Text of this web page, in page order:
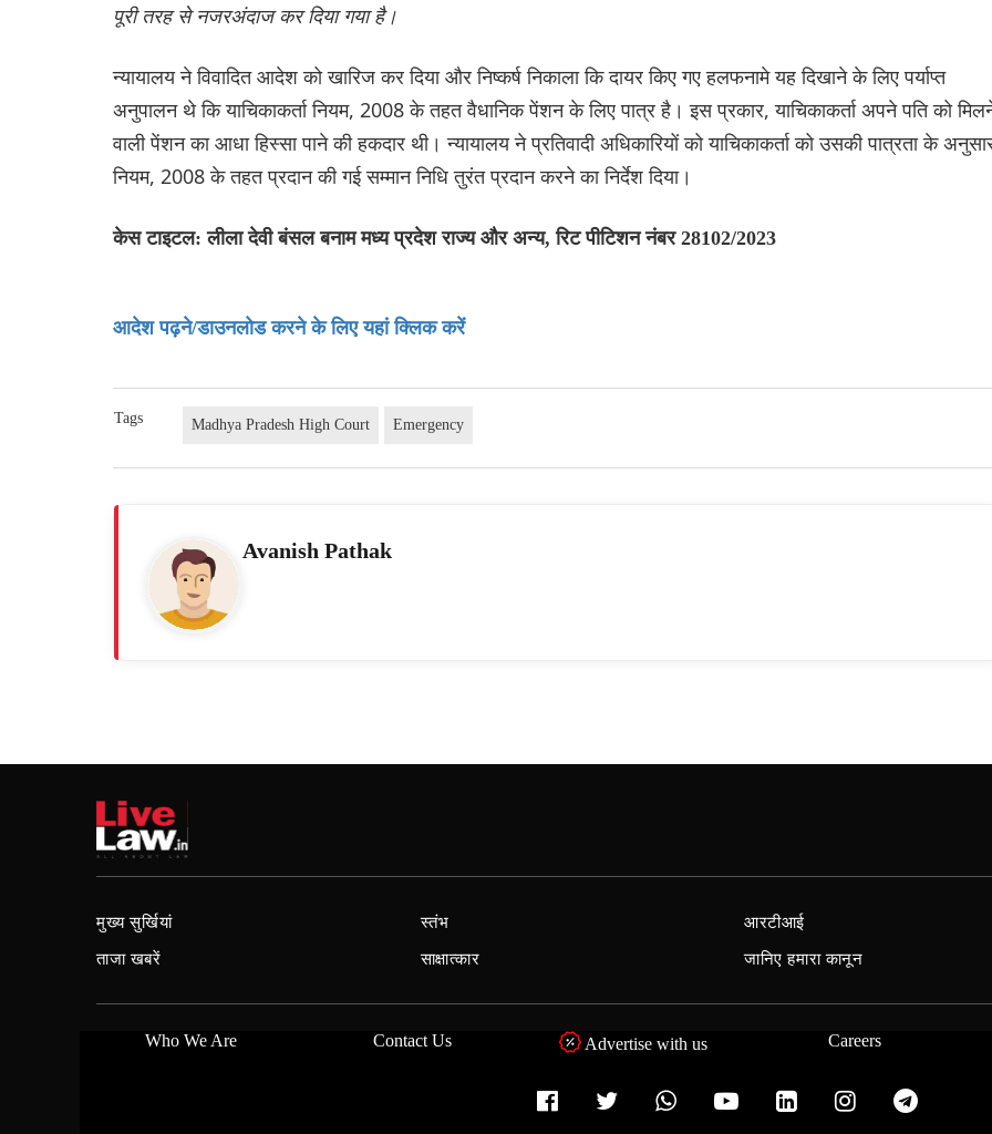
पूरी तरह से नजरअंदाज कर दिया गया है।
न्यायालय ने विवादित आदेश को खारिज कर दिया और निष्कर्ष निकाला कि दायर किए गए हलफनामे यह दिखाने के लिए पर्याप्त
अनुपालन थे कि याचिकाकर्ता नियम, 2008 के तहत वैधानिक पेंशन के लिए पात्र है। इस प्रकार, याचिकाकर्ता अपने पति को
वाली पेंशन का आधा हिस्सा पाने की हकदार थी। न्यायालय ने प्रतिवादी अधिकारियों को याचिकाकर्ता को उसकी पात्रता के
नियम, 2008 के तहत प्रदान की गई सम्मान निधि तुरंत प्रदान करने का निर्देश दिया।
केस टाइटल: लीला देवी बंसल बनाम मध्य प्रदेश राज्य और अन्य, रिट पीटिशन नंबर 28102/2023
आदेश पढ़ने/डाउनलोड करने के लिए यहां क्लिक करें
Tags Madhya Pradesh High Court Emergency
Avanish Pathak
मुख्य सुर्खियां
ताजा खबरें
स्तंभ
साक्षात्कार
आरटीआई
जानिए हमारा कानून
Who We Are Contact Us Advertise with us Careers